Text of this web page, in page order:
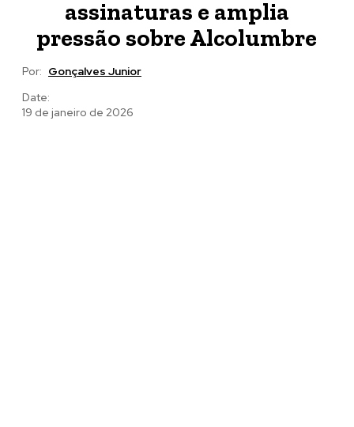
assinaturas e amplia
pressão sobre Alcolumbre
Por: Gonçalves Junior
Date:
19 de janeiro de 2026